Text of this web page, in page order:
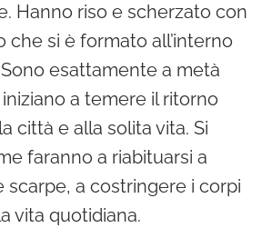
Hanno riso e scherzato con
che si è formato all’interno
esattamente a metà
a temere il ritorno
città e alla solita vita. Si
faranno a riabituarsi a
scarpe, a costringere i corpi
vita quotidiana.